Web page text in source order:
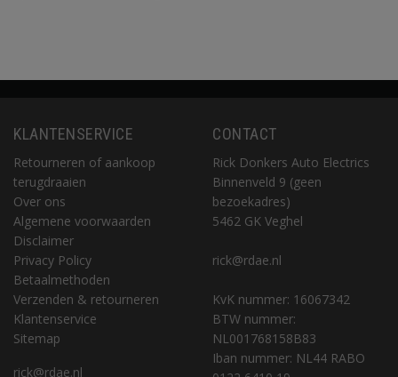
KLANTENSERVICE
Retourneren of aankoop
terugdraaien
Over ons
Algemene voorwaarden
Disclaimer
Privacy Policy
Betaalmethoden
Verzenden & retourneren
Klantenservice
Sitemap
rick@rdae.nl
CONTACT
Rick Donkers Auto Electrics
Binnenveld 9 (geen
bezoekadres)
5462 GK Veghel
rick@rdae.nl
KvK nummer: 16067342
BTW nummer:
NL001768158B83
Iban nummer: NL44 RABO